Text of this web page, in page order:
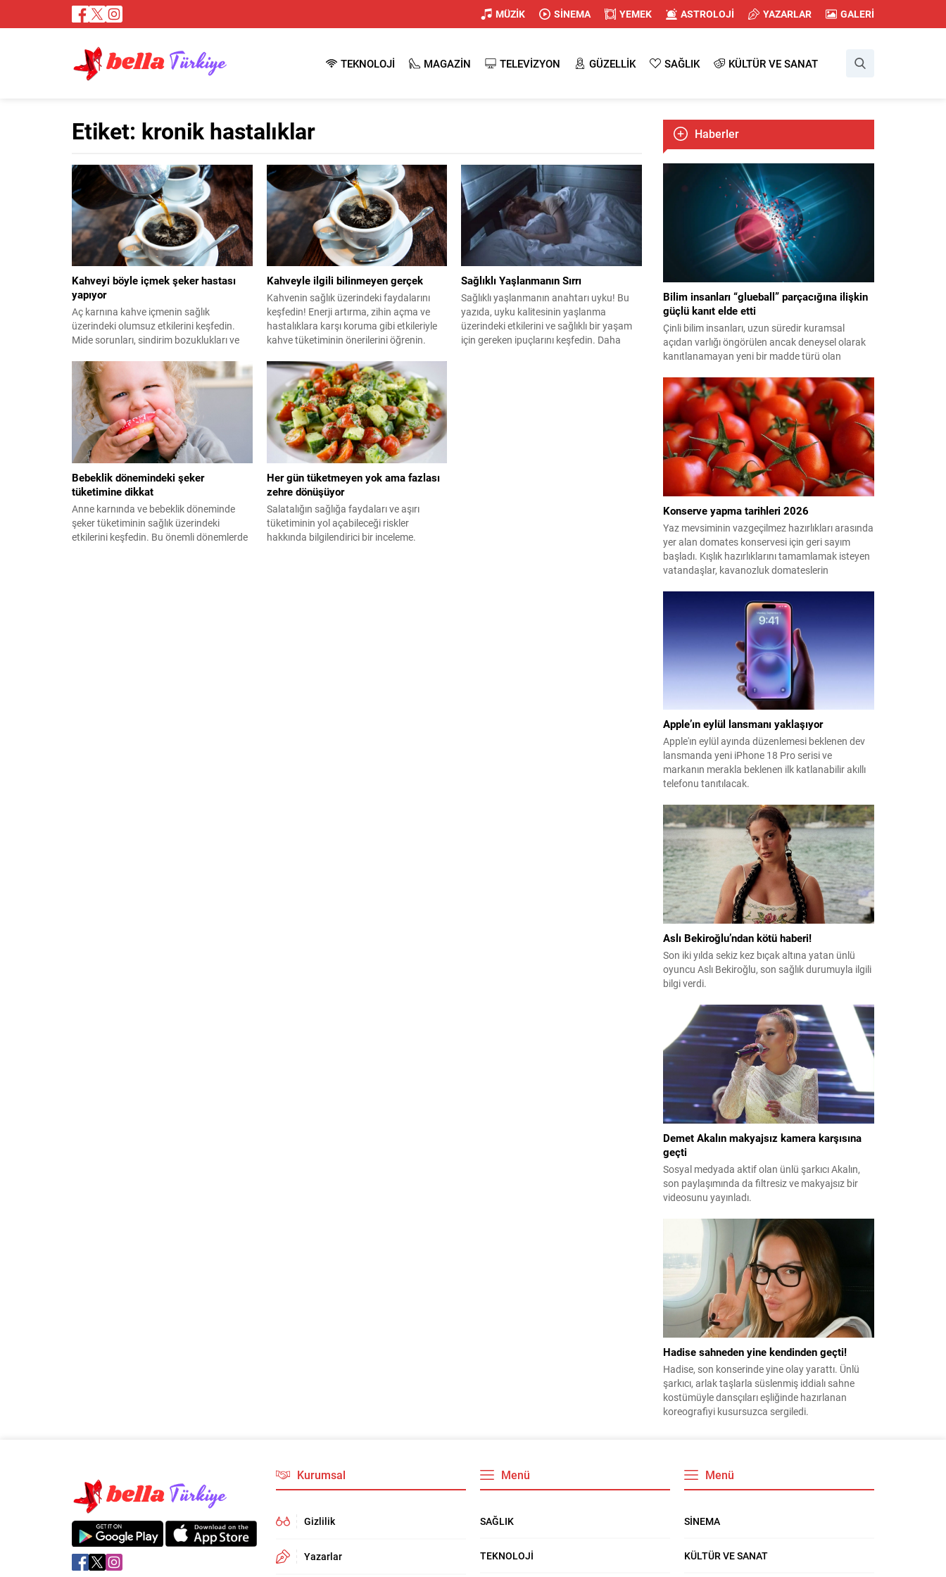
MÜZİK SİNEMA YEMEK ASTROLOJİ YAZARLAR GALERİ
TEKNOLOJİ MAGAZİN TELEVİZYON GÜZELLİK SAĞLIK KÜLTÜR VE SANAT
Etiket: kronik hastalıklar
Kahveyi böyle içmek şeker hastası
yapıyor
Aç karnına kahve içmenin sağlık
üzerindeki olumsuz etkilerini keşfedin.
Mide sorunları, sindirim bozuklukları ve
Sağlığınızı korumak için kahve tüketim
alışkanlıklarınızı gözden geçirin.
Kahveyle ilgili bilinmeyen gerçek
Kahvenin sağlık üzerindeki faydalarını
keşfedin! Enerji artırma, zihin açma ve
hastalıklara karşı koruma gibi etkileriyle
kahve tüketiminin önerilerini öğrenin.
tüketmelisiniz? Detaylar burada!
Sağlıklı Yaşlanmanın Sırrı
Sağlıklı yaşlanmanın anahtarı uyku! Bu
yazıda, uyku kalitesinin yaşlanma
üzerindeki etkilerini ve sağlıklı bir yaşam
için gereken ipuçlarını keşfedin. Daha
Bebeklik dönemindeki şeker
tüketimine dikkat
Anne karnında ve bebeklik döneminde
şeker tüketiminin sağlık üzerindeki
etkilerini keşfedin. Bu önemli dönemlerde
Her gün tüketmeyen yok ama fazlası
zehre dönüşüyor
Salatalığın sağlığa faydaları ve aşırı
tüketiminin yol açabileceği riskler
hakkında bilgilendirici bir inceleme.
Haberler
Bilim insanları “glueball” parçacığına ilişkin
güçlü kanıt elde etti
Çinli bilim insanları, uzun süredir kuramsal
açıdan varlığı öngörülen ancak deneysel olarak
kanıtlanamayan yeni bir madde türü olan
kanıt elde etti.
Konserve yapma tarihleri 2026
Yaz mevsiminin vazgeçilmez hazırlıkları arasında
yer alan domates konservesi için geri sayım
başladı. Kışlık hazırlıklarını tamamlamak isteyen
vatandaşlar, kavanozluk domateslerin
olacağını araştırıyor. Peki 2026'da konserve
yapılacak domates ne zaman çıkacak? İşte en
Apple’ın eylül lansmanı yaklaşıyor
Apple'ın eylül ayında düzenlemesi beklenen dev
lansmanda yeni iPhone 18 Pro serisi ve
markanın merakla beklenen ilk katlanabilir akıllı
telefonu tanıtılacak.
Aslı Bekiroğlu’ndan kötü haberi!
Son iki yılda sekiz kez bıçak altına yatan ünlü
oyuncu Aslı Bekiroğlu, son sağlık durumuyla ilgili
bilgi verdi.
Demet Akalın makyajsız kamera karşısına
geçti
Sosyal medyada aktif olan ünlü şarkıcı Akalın,
son paylaşımında da filtresiz ve makyajsız bir
videosunu yayınladı.
Hadise sahneden yine kendinden geçti!
Hadise, son konserinde yine olay yarattı. Ünlü
şarkıcı, arlak taşlarla süslenmiş iddialı sahne
kostümüyle dansçıları eşliğinde hazırlanan
koreografiyi kusursuzca sergiledi.
Kurumsal
Gizlilik
Yazarlar
Menü
SAĞLIK
TEKNOLOJİ
Menü
SİNEMA
KÜLTÜR VE SANAT